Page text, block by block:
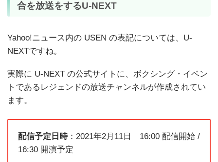
合を放送をするU-NEXT
Yahoo!ニュース内の USEN の表記については、U-
NEXTですね。
実際に U-NEXT の公式サイトに、ボクシング・イベン
トであるレジェンドの放送チャンネルが作成されてい
ます。
配信予定日時：2021年2月11日 16:00 配信開始 /
16:30 開演予定